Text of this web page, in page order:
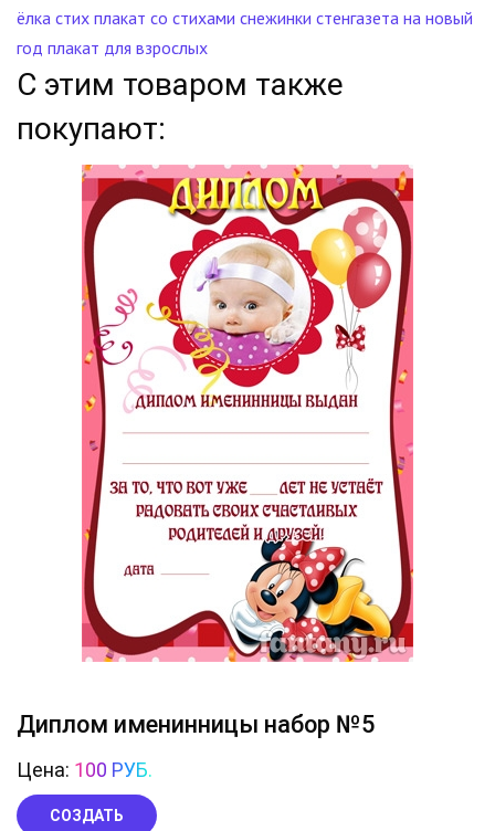
ёлка стих плакат со стихами снежинки стенгазета на новый
год плакат для взрослых
С этим товаром также
покупают:
Диплом именинницы набор №5
Цена: 100 РУБ.
СОЗДАТЬ